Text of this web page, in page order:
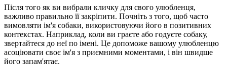
Після того як ви вибрали кличку для свого улюбленця,
важливо правильно її закріпити. Почніть з того, щоб часто
вимовляти ім'я собаки, використовуючи його в позитивних
контекстах. Наприклад, коли ви граєте або годуєте собаку,
звертайтеся до неї по імені. Це допоможе вашому улюбленцю
асоціювати своє ім'я з приємними моментами, і він швидше
його запам'ятає.